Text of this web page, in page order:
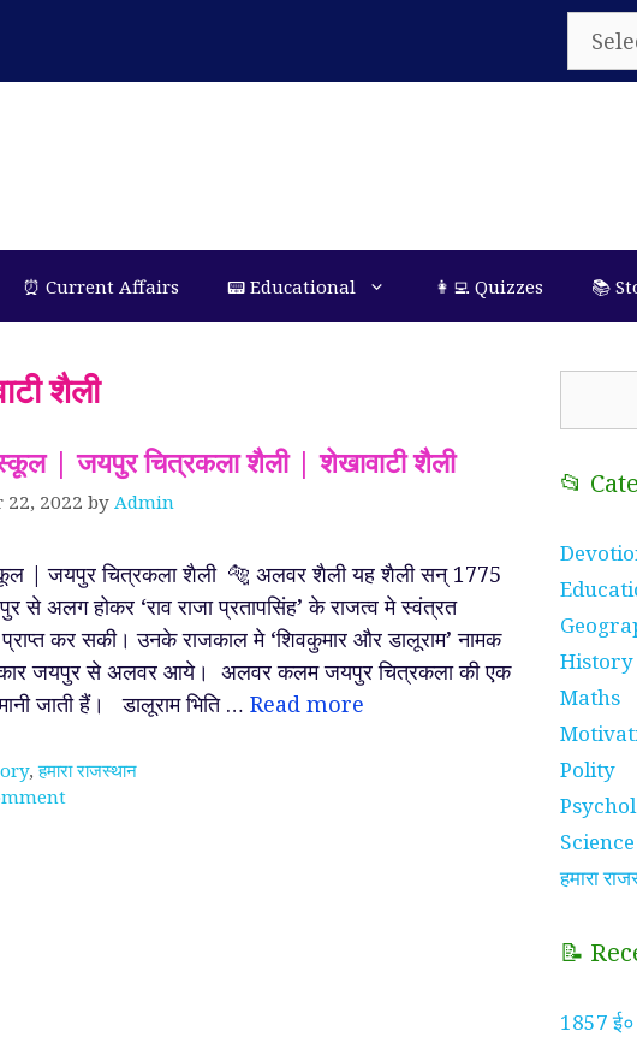
⏰ Current Affairs 📟 Educational 👩‍💻 Quizzes 📚
शैली
| जयपुर चित्रकला शैली | शेखावाटी शैली
22, 2022 by Admin
| जयपुर चित्रकला शैली 🐅 अलवर शैली यह शैली सन् 1775
से अलग होकर ‘राव राजा प्रतापसिंह’ के राजत्व मे स्वंत्रत
कर सकी। उनके राजकाल मे ‘शिवकुमार और डालूराम’ नामक
जयपुर से अलवर आये। अलवर कलम जयपुर चित्रकला की एक
जाती हैं। डालूराम भिति … Read more
,हमारा राजस्थान
📂
History
Maths
Polity
Science
हमारा
📝
1857 ई०